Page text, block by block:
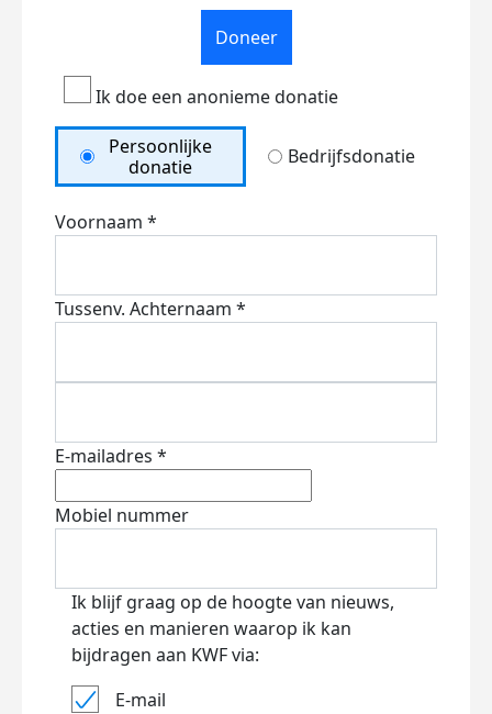
Doneer
Ik doe een anonieme donatie
Persoonlijke
donatie
Bedrijfsdonatie
Voornaam *
Tussenv. Achternaam *
E-mailadres *
Mobiel nummer
Ik blijf graag op de hoogte van nieuws,
acties en manieren waarop ik kan
bijdragen aan KWF via:
E-mail